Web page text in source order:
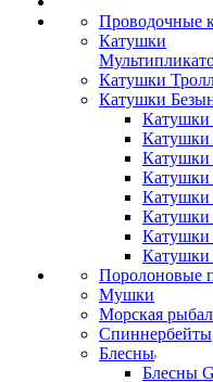
Проводочные
Катушки
Катушки
Катушки
Катушки
Катушки
Катушки
Катушки
Катушки
Катушки
Катушки
Катушки
Поролоновые
Мушки
Морская
Спиннербейты
Блесны
Блесны